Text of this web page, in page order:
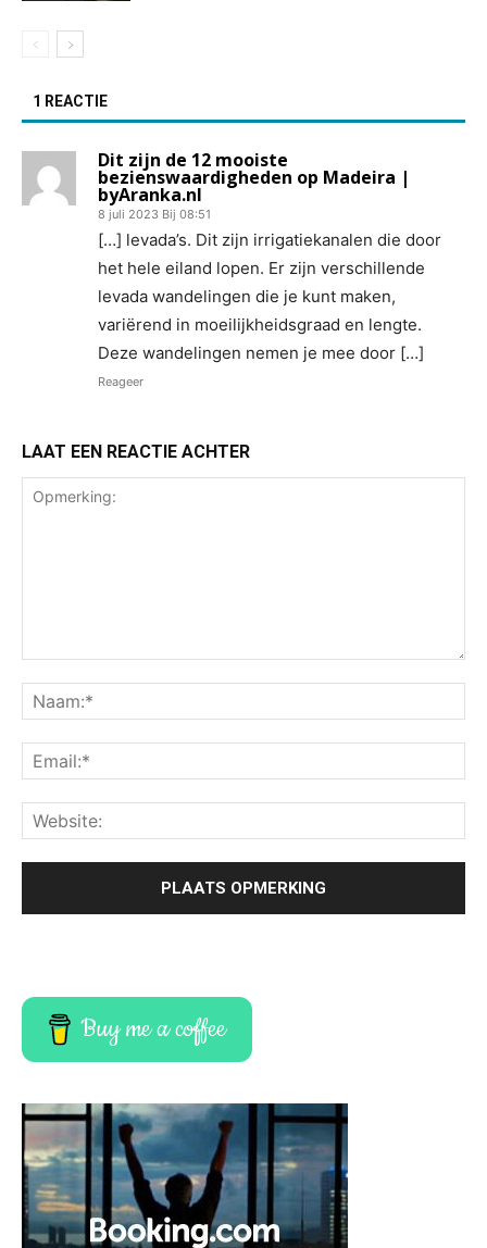
1 REACTIE
Dit zijn de 12 mooiste
bezienswaardigheden op Madeira |
byAranka.nl
8 juli 2023 Bij 08:51
[…] levada’s. Dit zijn irrigatiekanalen die door
het hele eiland lopen. Er zijn verschillende
levada wandelingen die je kunt maken,
variërend in moeilijkheidsgraad en lengte.
Deze wandelingen nemen je mee door […]
Reageer
LAAT EEN REACTIE ACHTER
Buy me a coffee